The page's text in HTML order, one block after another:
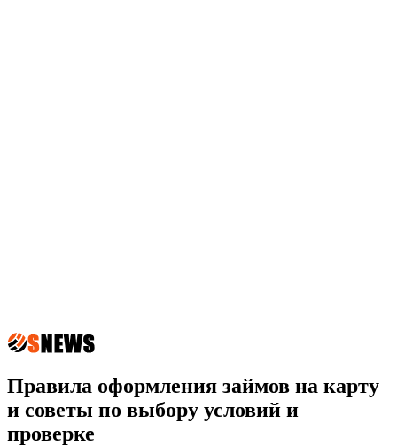
Правила оформления займов на карту
и советы по выбору условий и
проверке